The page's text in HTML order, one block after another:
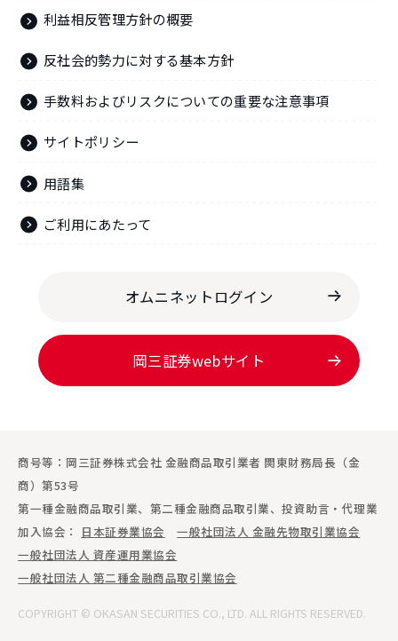
利益相反管理方針の概要
反社会的勢力に対する基本方針
手数料およびリスクについての重要な注意事項
サイトポリシー
用語集
ご利用にあたって
オムニネットログイン
岡三証券webサイト
商号等：岡三証券株式会社 金融商品取引業者 関東財務局長（金
商）第53号
第一種金融商品取引業、第二種金融商品取引業、投資助言・代理業
加入協会： 日本証券業協会
一般社団法人 金融先物取引業協会
一般社団法人 資産運用業協会
一般社団法人 第二種金融商品取引業協会
COPYRIGHT © OKASAN SECURITIES CO., LTD. ALL RIGHTS RESERVED.